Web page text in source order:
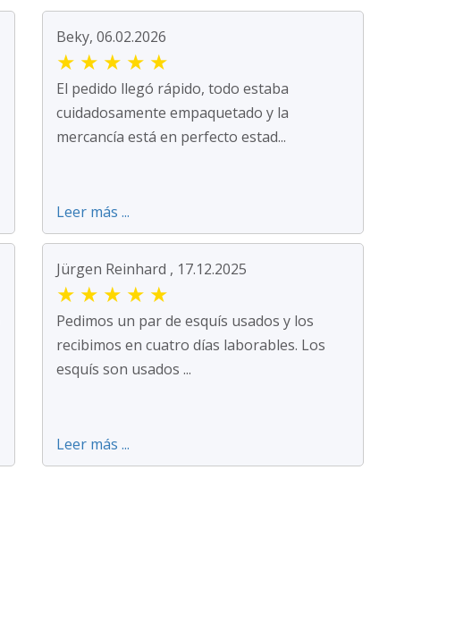
Beky, 06.02.2026
★ ★ ★ ★ ★
El pedido llegó rápido, todo estaba
cuidadosamente empaquetado y la
mercancía está en perfecto estad...
Leer más ...
Jürgen Reinhard , 17.12.2025
★ ★ ★ ★ ★
Pedimos un par de esquís usados y los
recibimos en cuatro días laborables. Los
esquís son usados ...
Leer más ...